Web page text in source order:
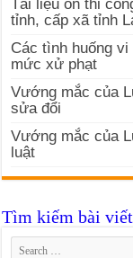
Tài liệu ôn thi
tỉnh, cấp xã tỉnh
Các tình huống
mức xử phạt
Vướng mắc của
sửa đổi
Vướng mắc của
luật
Tìm kiếm bài viết